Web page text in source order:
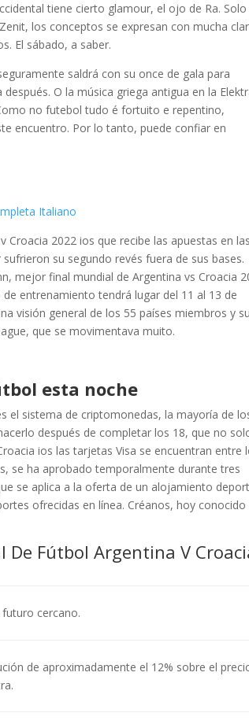
tiene cierto glamour, el ojo de Ra. Solo
los conceptos se expresan con mucha
El sábado, a saber.
saldrá con su once de gala para
O la música griega antigua en la
no futebol tudo é fortuito e repentino,
encuentro. Por lo tanto, puede confiar en
Italiano
2022 ios que recibe las apuestas en las
su segundo revés fuera de sus bases.
mejor final mundial de Argentina vs Croacia
entrenamiento tendrá lugar del 11 al 13 de
visión general de los 55 países miembros y
que se movimentava muito.
esta noche
el sistema de criptomonedas, la mayoría de
después de completar los 18, que no
ios las tarjetas Visa se encuentran entre
se ha aprobado temporalmente durante tres
se aplica a la oferta de un alojamiento
ofrecidas en línea. Créanos, hoy conocido
De Fútbol Argentina V
cercano.
de aproximadamente el 12% sobre el